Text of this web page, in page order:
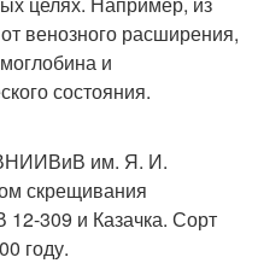
венозного расширения,
и
состояния.
им. Я. И.
скрещивания
12-309 и Казачка. Сорт
году.